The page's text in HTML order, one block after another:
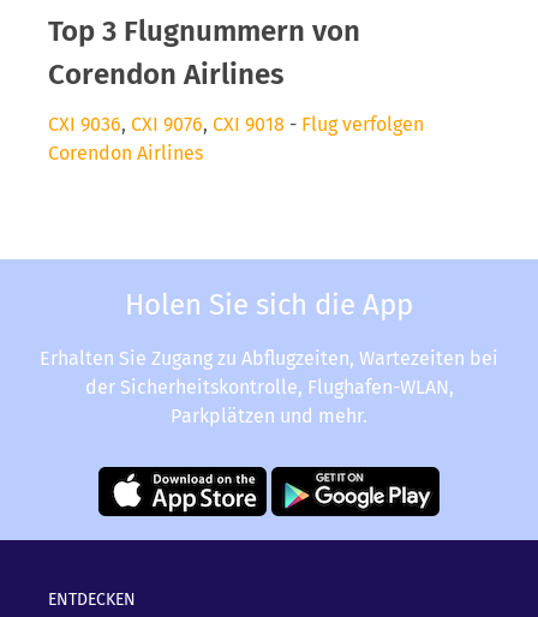
Top 3 Flugnummern von
Corendon Airlines
CXI 9036, CXI 9076, CXI 9018 - Flug verfolgen
Corendon Airlines
Holen Sie sich die App
Erhalten Sie Zugang zu Abflugzeiten, Wartezeiten bei
der Sicherheitskontrolle, Flughafen-WLAN,
Parkplätzen und mehr.
ENTDECKEN